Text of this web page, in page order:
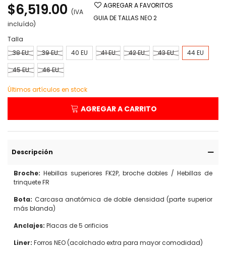
- Las Placas de 5 agujeros garantizan una transferencia de
potencia óptima y un centrado ideal de la guía.
- Las Guías de Aluminio 3x110 (240 mm), junto con las ruedas
Downtown y los rodamientos FR Twincam MW7 son ideales para
mayor velocidad y estabilidad.
$6,519.00 (IVA
incluído)
AGREGAR A FAVORITOS
GUIA DE TALLAS NEO 2
Talla
38 EU
39 EU 40 EU 41 EU 42 EU 43 EU
44 EU
45 EU
46 EU
Últimos artículos en stock
AGREGAR A CARRITO
Descripción
Broche: Hebillas superiores FK2P, broche dobles / Hebillas de
trinquete FR
Bota: Carcasa anatómica de doble densidad (parte superior
más blanda)
Anclajes: Placas de 5 orificios
Liner: Forros NEO (acolchado extra para mayor comodidad)